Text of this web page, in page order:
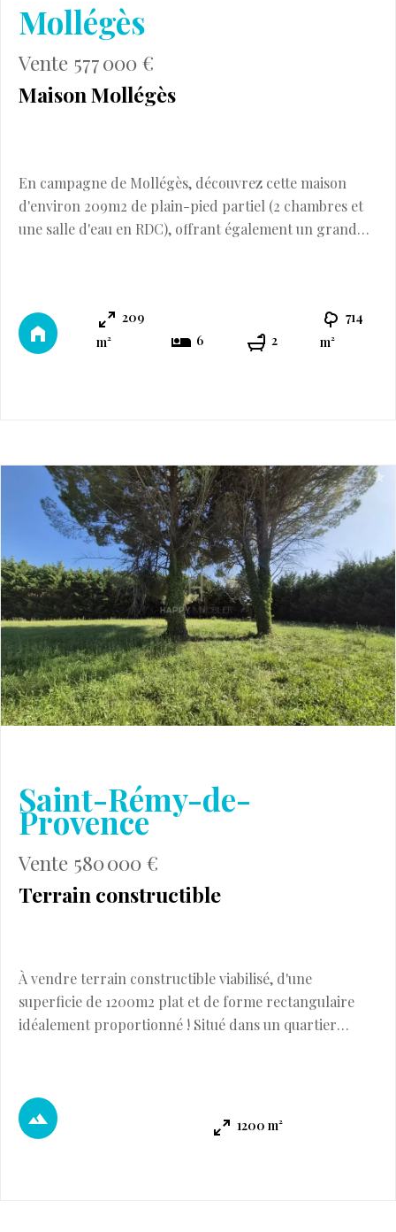
Mollégès
Vente 577 000 €
Maison Mollégès
En campagne de Mollégès, découvrez cette maison
d'environ 209m2 de plain-pied partiel (2 chambres et
une salle d'eau en RDC), offrant également un grand
salle d'eau/WC et un grand salon. À l'extérieur une
terrasse plein Sud et un jar ...
209
m²
6 2
714
m²
Saint-Rémy-de-
Provence
Vente 580 000 €
Terrain constructible
À vendre terrain constructible viabilisé, d'une
superficie de 1200m2 plat et de forme rectangulaire
idéalement proportionné ! Situé dans un quartier
commerces. Vendu libre constructeur. À saisir ! Dossier
complet sur demande
1200 m²